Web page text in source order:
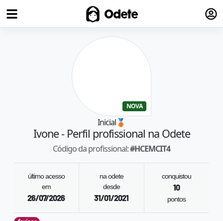
Odete
NOVA
Inicial🥉
Ivone- Perfil profissional na Odete
Código da profissional:#HCEMCIT4
último acesso
em
26/07/2026
na odete
desde
31/01/2021
conquistou
10
pontos